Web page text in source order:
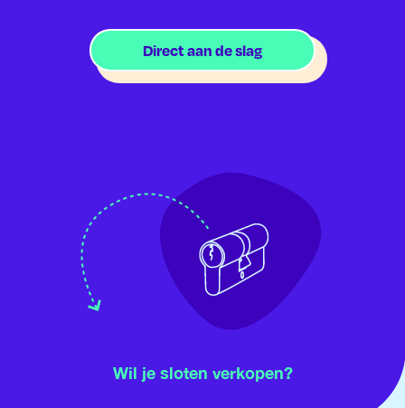
Direct aan de slag
Wil je sloten verkopen?